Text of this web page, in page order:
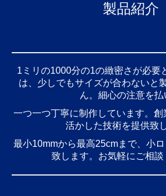
製品紹介
1ミリの1000分の1の緻密さが必要
は、少しでもサイズが合わないと
ん。 細心の注意を払
一つ一つ丁寧に制作しています。 創
活かした技術を提供致
最小10mmから最高25cmまで、小
致します。お気軽にご相談